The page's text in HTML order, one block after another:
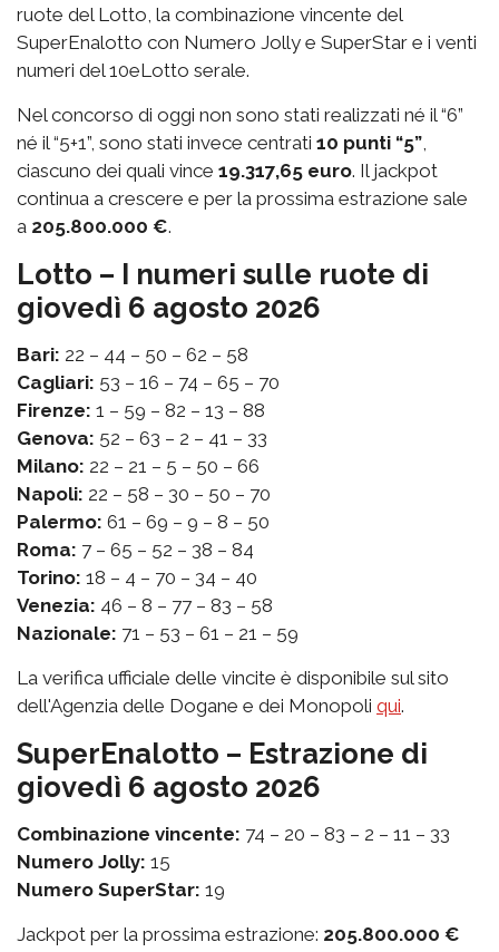
ruote del Lotto, la combinazione vincente del
SuperEnalotto con Numero Jolly e SuperStar e i venti
numeri del 10eLotto serale.
Nel concorso di oggi non sono stati realizzati né il “6”
né il “5+1”, sono stati invece centrati 10 punti “5”,
ciascuno dei quali vince 19.317,65 euro. Il jackpot
continua a crescere e per la prossima estrazione sale
a 205.800.000 €.
Lotto – I numeri sulle ruote di
giovedì 6 agosto 2026
Bari: 22 – 44 – 50 – 62 – 58
Cagliari: 53 – 16 – 74 – 65 – 70
Firenze: 1 – 59 – 82 – 13 – 88
Genova: 52 – 63 – 2 – 41 – 33
Milano: 22 – 21 – 5 – 50 – 66
Napoli: 22 – 58 – 30 – 50 – 70
Palermo: 61 – 69 – 9 – 8 – 50
Roma: 7 – 65 – 52 – 38 – 84
Torino: 18 – 4 – 70 – 34 – 40
Venezia: 46 – 8 – 77 – 83 – 58
Nazionale: 71 – 53 – 61 – 21 – 59
La verifica ufficiale delle vincite è disponibile sul sito
dell'Agenzia delle Dogane e dei Monopoli qui.
SuperEnalotto – Estrazione di
giovedì 6 agosto 2026
Combinazione vincente: 74 – 20 – 83 – 2 – 11 – 33
Numero Jolly: 15
Numero SuperStar: 19
Jackpot per la prossima estrazione: 205.800.000 €